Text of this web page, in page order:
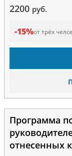
2200 руб.
-15%от трёх
Программа
отнесенных